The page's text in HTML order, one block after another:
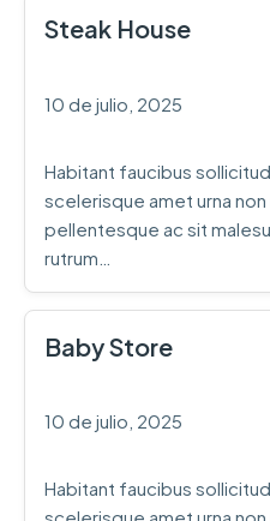
Steak House
10 de julio, 2025
Habitant faucibus
scelerisque amet urna non
pellentesque ac sit
rutrum…
Baby Store
10 de julio, 2025
Habitant faucibus